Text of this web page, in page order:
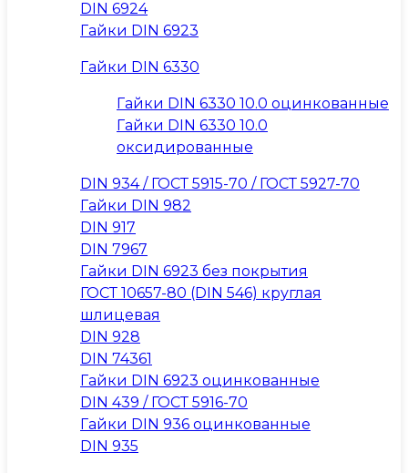
DIN 6924
Гайки DIN 6923
Гайки DIN 6330
Гайки DIN 6330 10.0 оцинкованные
Гайки DIN 6330 10.0
оксидированные
DIN 934 / ГОСТ 5915-70 / ГОСТ 5927-70
Гайки DIN 982
DIN 917
DIN 7967
Гайки DIN 6923 без покрытия
ГОСТ 10657-80 (DIN 546) круглая
шлицевая
DIN 928
DIN 74361
Гайки DIN 6923 оцинкованные
DIN 439 / ГОСТ 5916-70
Гайки DIN 936 оцинкованные
DIN 935